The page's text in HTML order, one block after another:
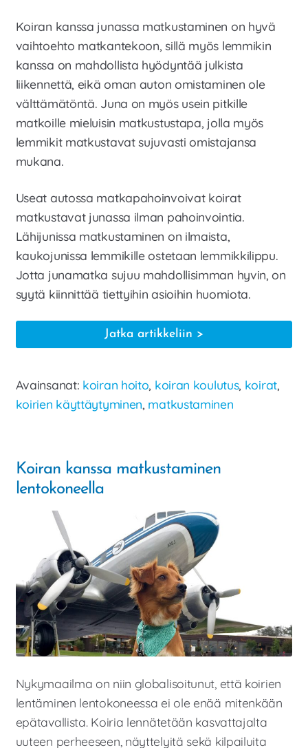
tason
Kauppa
Koiran kanssa junassa matkustaminen on hyvä
vaihtoehto matkantekoon, sillä myös lemmikin
kanssa on mahdollista hyödyntää julkista
liikennettä, eikä oman auton omistaminen ole
välttämätöntä. Juna on myös usein pitkille
matkoille mieluisin matkustustapa, jolla myös
lemmikit matkustavat sujuvasti omistajansa
mukana.
Useat autossa matkapahoinvoivat koirat
matkustavat junassa ilman pahoinvointia.
Lähijunissa matkustaminen on ilmaista,
kaukojunissa lemmikille ostetaan lemmikkilippu.
Jotta junamatka sujuu mahdollisimman hyvin, on
syytä kiinnittää tiettyihin asioihin huomiota.
Jatka artikkeliin Koiran
matkustaminen
Avainsanat: koiran hoito, koiran koulutus, koirat,
koirien käyttäytyminen, matkustaminen
Koiran kanssa matkustaminen
lentokoneella
Nykymaailma on niin globalisoitunut, että koirien
lentäminen lentokoneessa ei ole enää mitenkään
epätavallista. Koiria lennätetään kasvattajalta
uuteen perheeseen, näyttelyitä sekä kilpailuita